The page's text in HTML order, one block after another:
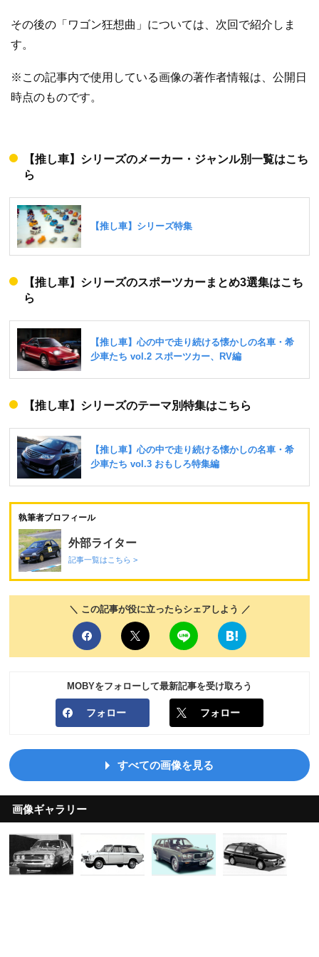
その後の「ワゴン狂想曲」については、次回で紹介しま
す。
※この記事内で使用している画像の著作者情報は、公開日
時点のものです。
【推し車】シリーズのメーカー・ジャンル別一覧はこち
ら
【推し車】シリーズのスポーツカーまとめ3選集はこち
ら
【推し車】シリーズのテーマ別特集はこちら
執筆者プロフィール
外部ライター
記事一覧はこちら >
＼ この記事が役に立ったらシェアしよう ／
MOBYをフォローして最新記事を受け取ろう
フォロー フォロー
すべての画像を見る
画像ギャラリー